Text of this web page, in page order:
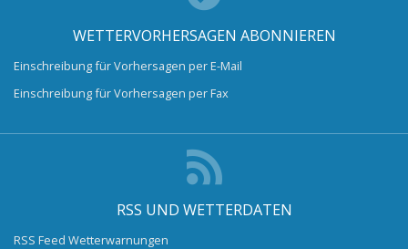
WETTERVORHERSAGEN ABONNIEREN
Einschreibung für Vorhersagen per E-Mail
Einschreibung für Vorhersagen per Fax
RSS UND WETTERDATEN
RSS Feed Wetterwarnungen